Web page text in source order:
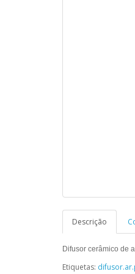
Descrição
Difusor cerâmico de
Etiquetas: